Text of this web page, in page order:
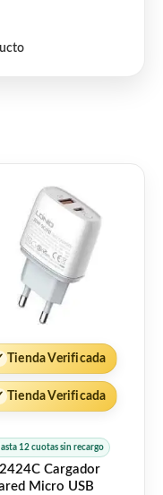
Tienda Verificada
Tienda Verificada
12 cuotas sin recargo
Cargador
Micro USB